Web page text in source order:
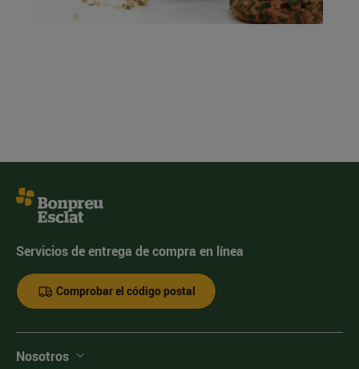
Servicios de entrega de compra en línea
Comprobar el código postal
Nosotros